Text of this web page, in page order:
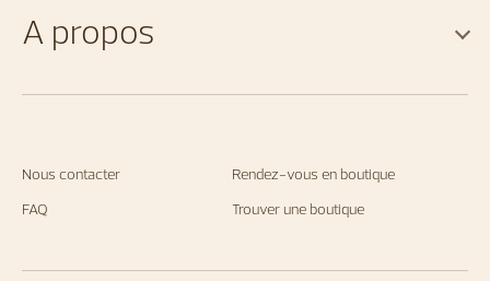
Nous contacter
Rendez-vous en boutique
FAQ
Trouver une boutique
A propos